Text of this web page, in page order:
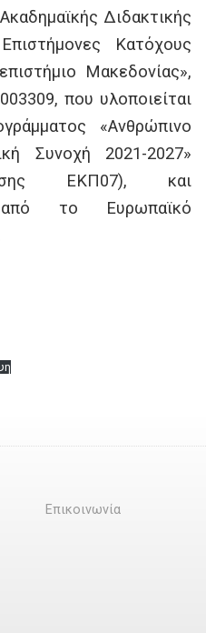
Διδακτικής
Κατόχους
Μακεδονίας»,
που υλοποιείται
«Ανθρώπινο
Συνοχή 2021-2027»
ΕΚΠ07), και
από το Ευρωπαϊκό
Επικοινωνία